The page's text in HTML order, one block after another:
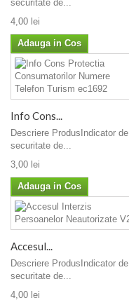
securitate de...
4,00 lei
Adauga in Cos
Info Cons...
Descriere ProdusIndicator de
securitate de...
3,00 lei
Adauga in Cos
Accesul...
Descriere ProdusIndicator de
securitate de...
4,00 lei